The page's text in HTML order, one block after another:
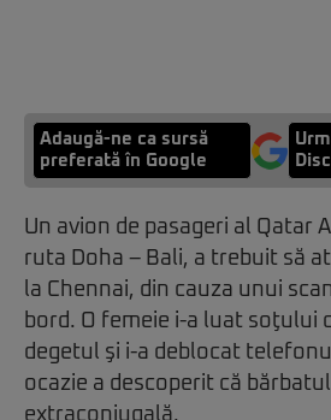
Adaugă-ne ca sursă
preferată în Google
Un avion de pasageri al Qatar
ruta Doha – Bali, a trebuit să
la Chennai, din cauza unui
bord. O femeie i-a luat soţului
degetul şi i-a deblocat
ocazie a descoperit că